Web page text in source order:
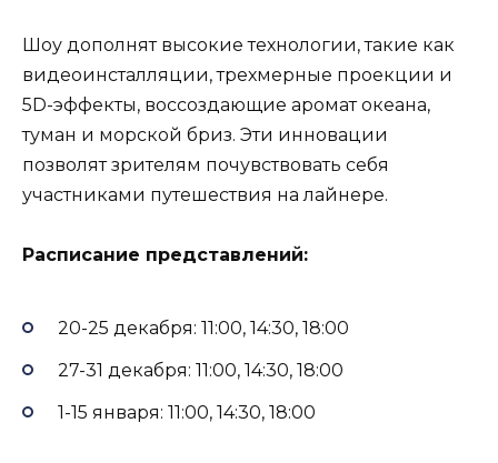
Шоу дополнят высокие технологии, такие как
видеоинсталляции, трехмерные проекции и
5D-эффекты, воссоздающие аромат океана,
туман и морской бриз. Эти инновации
позволят зрителям почувствовать себя
участниками путешествия на лайнере.
Расписание представлений:
20-25 декабря: 11:00, 14:30, 18:00
27-31 декабря: 11:00, 14:30, 18:00
1-15 января: 11:00, 14:30, 18:00